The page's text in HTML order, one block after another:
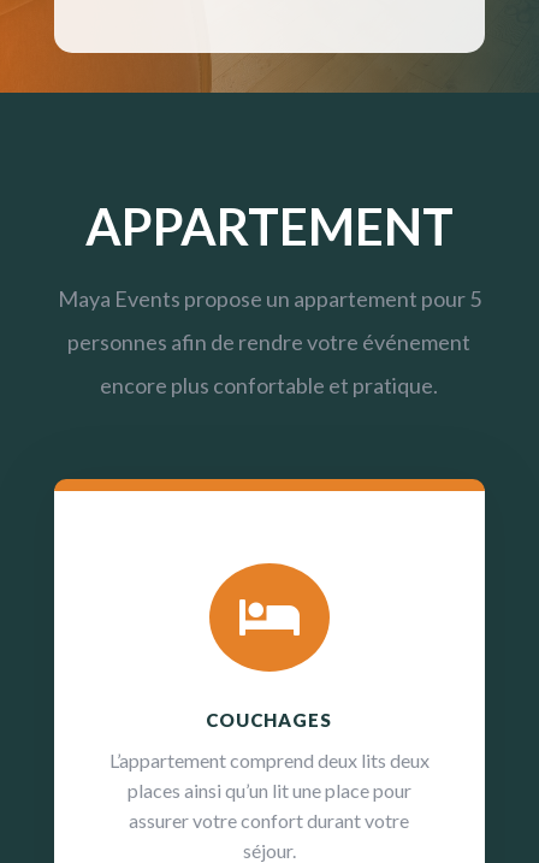
APPARTEMENT
Maya Events propose un appartement pour 5
personnes afin de rendre votre événement
encore plus confortable et pratique.

COUCHAGES
L’appartement comprend deux lits deux
places ainsi qu’un lit une place pour
assurer votre confort durant votre
séjour.